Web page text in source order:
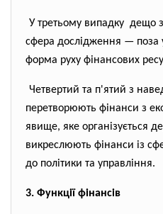
У третьому випадку дещо
сфера дослідження — поза
форма руху фінансових
Четвертий та п'ятий з
перетворюють фінанси з
явище, яке організується
викреслюють фінанси із
до політики та управління.
3. Функції фінансів